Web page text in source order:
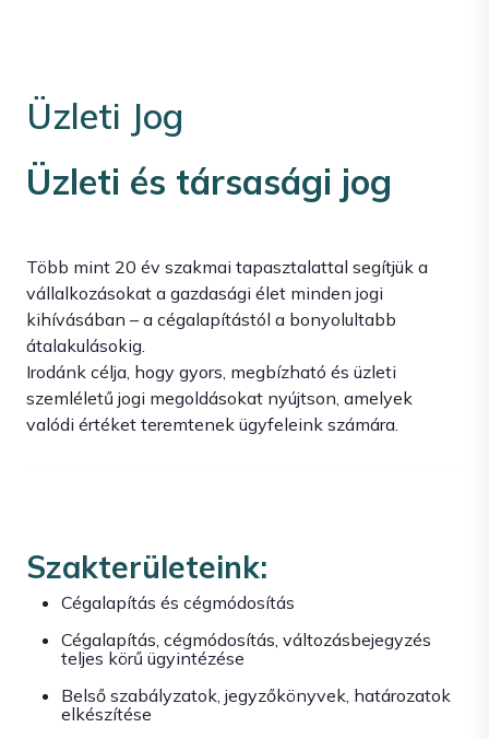
Üzleti Jog
Üzleti és társasági jog
Több mint 20 év szakmai tapasztalattal segítjük a
vállalkozásokat a gazdasági élet minden jogi
kihívásában – a cégalapítástól a bonyolultabb
átalakulásokig.
Irodánk célja, hogy gyors, megbízható és üzleti
szemléletű jogi megoldásokat nyújtson, amelyek
valódi értéket teremtenek ügyfeleink számára.
Szakterületeink:
Cégalapítás és cégmódosítás
Cégalapítás, cégmódosítás, változásbejegyzés
teljes körű ügyintézése
Belső szabályzatok, jegyzőkönyvek, határozatok
elkészítése